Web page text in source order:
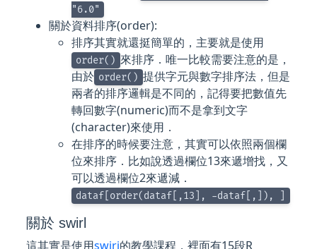
"6.0"
關於資料排序(order):
排序其實就還挺簡單的，主要就是使用
order() 來排序．唯一比較需要注意的是，
由於 order() 提供字元與數字排序法，但是
兩者的排序邏輯是不同的，記得要把數值先
轉回數字(numeric)而不是拿到文字
(character)來使用．
在排序的時候要注意，其實可以依照兩個欄
位來排序．比如說透過欄位13來遞增找，又
可以透過欄位2來遞減．
dataf[order(dataf[,13], -dataf[,]), ]
關於 swirl
這其實是使用swiri的教學課程，裡面有15段R